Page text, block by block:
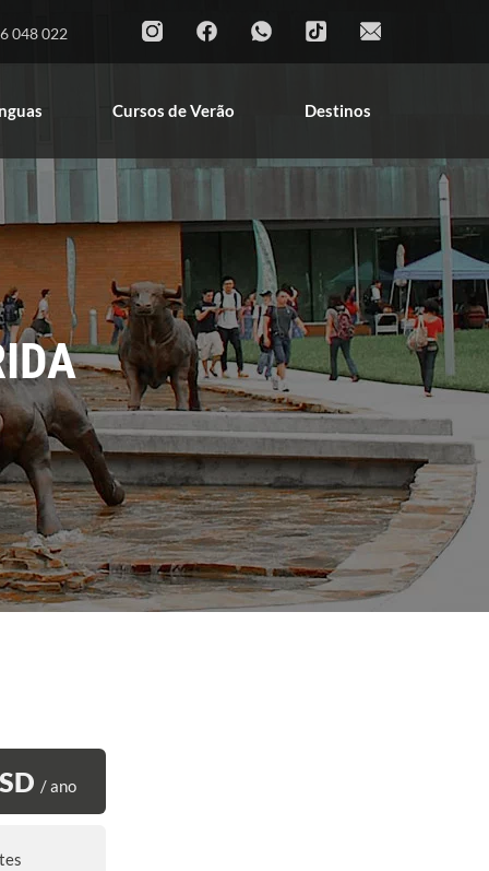
048 022
Cursos de Verão Destinos
/ ano
Cursos de Línguas Cursos de Verão